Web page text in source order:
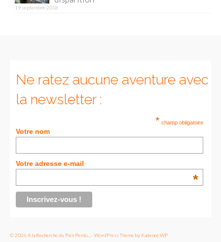
Copenhague
Portugal
GUIDES FOOD
– Berlin
19 septembre 2018
Ne ratez aucune aventure avec
la newsletter :
* champ obligatoire
Votre nom
Votre adresse e-mail
*
© 2026 A la Recherche du Pain Perdu... - WordPress Theme by Kadence WP